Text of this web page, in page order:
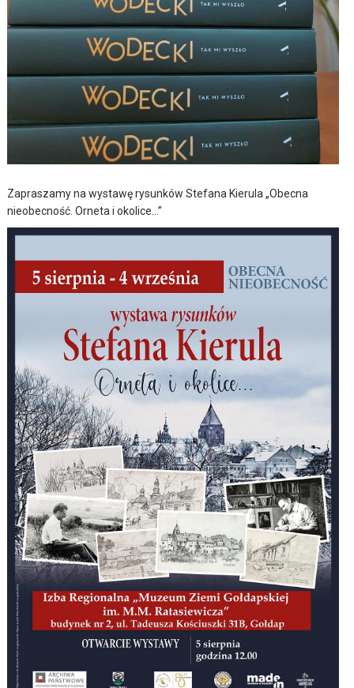
Zapraszamy na wystawę rysunków Stefana Kierula „Obecna
nieobecność. Orneta i okolice…”